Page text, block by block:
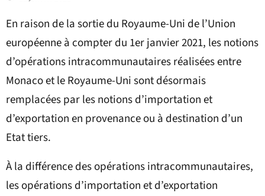
En raison de la sortie du Royaume-Uni de l’Union
européenne à compter du 1er janvier 2021, les notions
d’opérations intracommunautaires réalisées entre
Monaco et le Royaume-Uni sont désormais
remplacées par les notions d’importation et
d’exportation en provenance ou à destination d’un
Etat tiers.
À la différence des opérations intracommunautaires,
les opérations d’importation et d’exportation